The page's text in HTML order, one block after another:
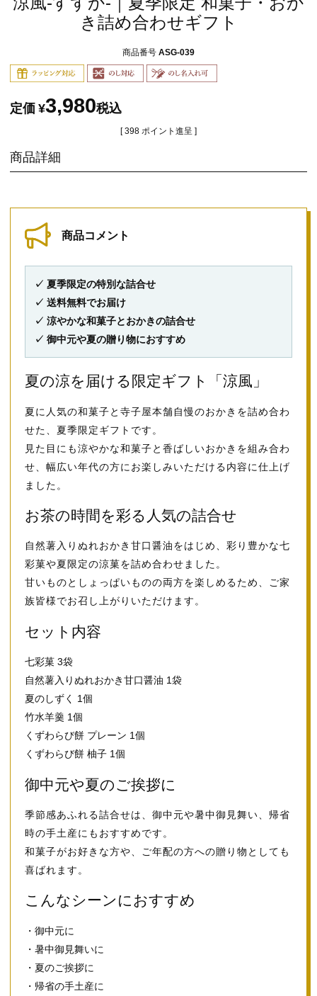
き詰め合わせギフト
商品番号 ASG-039
定価 ¥3,980税込
[ 398 ポイント進呈 ]
商品詳細
商品コメント
✓ 夏季限定の特別な詰合せ
✓ 送料無料でお届け
✓ 涼やかな和菓子とおかきの詰合せ
✓ 御中元や夏の贈り物におすすめ
夏の涼を届ける限定ギフト「涼風」
夏に人気の和菓子と寺子屋本舗自慢のおかきを詰め合わ
せた、夏季限定ギフトです。
見た目にも涼やかな和菓子と香ばしいおかきを組み合わ
せ、幅広い年代の方にお楽しみいただける内容に仕上げ
ました。
お茶の時間を彩る人気の詰合せ
自然薯入りぬれおかき甘口醤油をはじめ、彩り豊かな七
彩菓や夏限定の涼菓を詰め合わせました。
甘いものとしょっぱいものの両方を楽しめるため、ご家
族皆様でお召し上がりいただけます。
セット内容
七彩菓 3袋
自然薯入りぬれおかき甘口醤油 1袋
夏のしずく 1個
竹水羊羹 1個
くずわらび餅 プレーン 1個
くずわらび餅 柚子 1個
御中元や夏のご挨拶に
季節感あふれる詰合せは、御中元や暑中御見舞い、帰省
時の手土産にもおすすめです。
和菓子がお好きな方や、ご年配の方への贈り物としても
喜ばれます。
こんなシーンにおすすめ
・御中元に
・暑中御見舞いに
・夏のご挨拶に
・帰省の手土産に